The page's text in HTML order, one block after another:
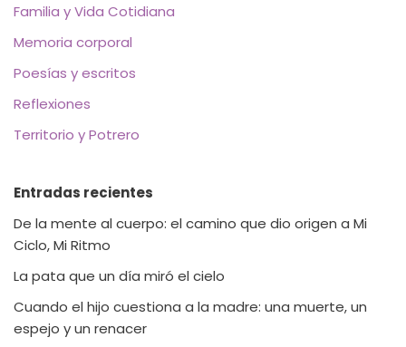
Familia y Vida Cotidiana
Memoria corporal
Poesías y escritos
Reflexiones
Territorio y Potrero
Entradas recientes
De la mente al cuerpo: el camino que dio origen a Mi
Ciclo, Mi Ritmo
La pata que un día miró el cielo
Cuando el hijo cuestiona a la madre: una muerte, un
espejo y un renacer